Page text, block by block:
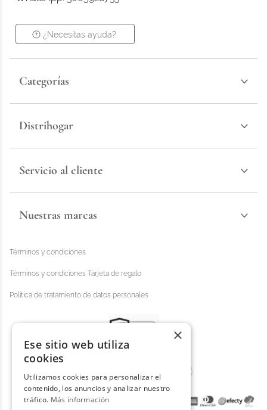
¿Necesitas ayuda?
Categorías
Distrihogar
Servicio al cliente
Nuestras marcas
Términos y condiciones
Términos y condiciones Tarjeta de regalo
Política de tratamiento de datos personales
×
Ese sitio web utiliza
cookies
Utilizamos cookies para personalizar el
contenido, los anuncios y analizar nuestro
tráfico. Más información